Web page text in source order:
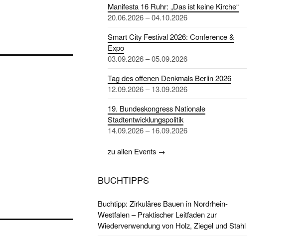
Manifesta 16 Ruhr: „Das ist keine Kirche“
20.06.2026 – 04.10.2026
Smart City Festival 2026: Conference &
Expo
03.09.2026 – 05.09.2026
Tag des offenen Denkmals Berlin 2026
12.09.2026 – 13.09.2026
19. Bundeskongress Nationale
Stadtentwicklungspolitik
14.09.2026 – 16.09.2026
zu allen Events →
BUCHTIPPS
Buchtipp: Zirkuläres Bauen in Nordrhein-
Westfalen – Praktischer Leitfaden zur
Wiederverwendung von Holz, Ziegel und Stahl